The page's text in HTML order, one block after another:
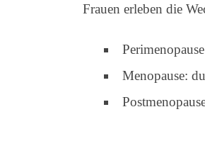
Frauen erleben die
Menopause: